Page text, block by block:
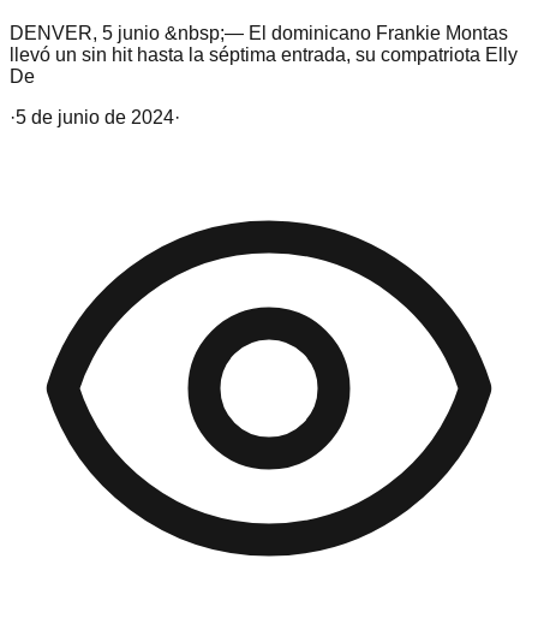
DENVER, 5 junio &nbsp;— El dominicano Frankie Montas
llevó un sin hit hasta la séptima entrada, su compatriota Elly
De
·5 de junio de 2024·